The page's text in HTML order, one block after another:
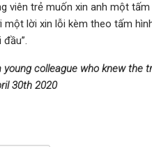
viên trẻ muốn xin anh một
một lời xin lỗi kèm theo tấm
colleague who knew the
30th 2020